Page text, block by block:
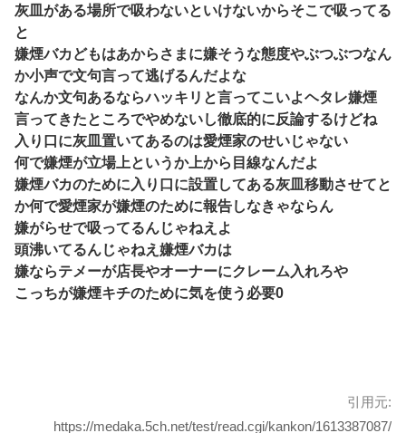
灰皿がある場所で吸わないといけないからそこで吸ってる
と
嫌煙バカどもはあからさまに嫌そうな態度やぶつぶつなん
か小声で文句言って逃げるんだよな
なんか文句あるならハッキリと言ってこいよヘタレ嫌煙
言ってきたところでやめないし徹底的に反論するけどね
入り口に灰皿置いてあるのは愛煙家のせいじゃない
何で嫌煙が立場上というか上から目線なんだよ
嫌煙バカのために入り口に設置してある灰皿移動させてと
か何で愛煙家が嫌煙のために報告しなきゃならん
嫌がらせで吸ってるんじゃねえよ
頭沸いてるんじゃねえ嫌煙バカは
嫌ならテメーが店長やオーナーにクレーム入れろや
こっちが嫌煙キチのために気を使う必要0
引用元:
https://medaka.5ch.net/test/read.cgi/kankon/1613387087/